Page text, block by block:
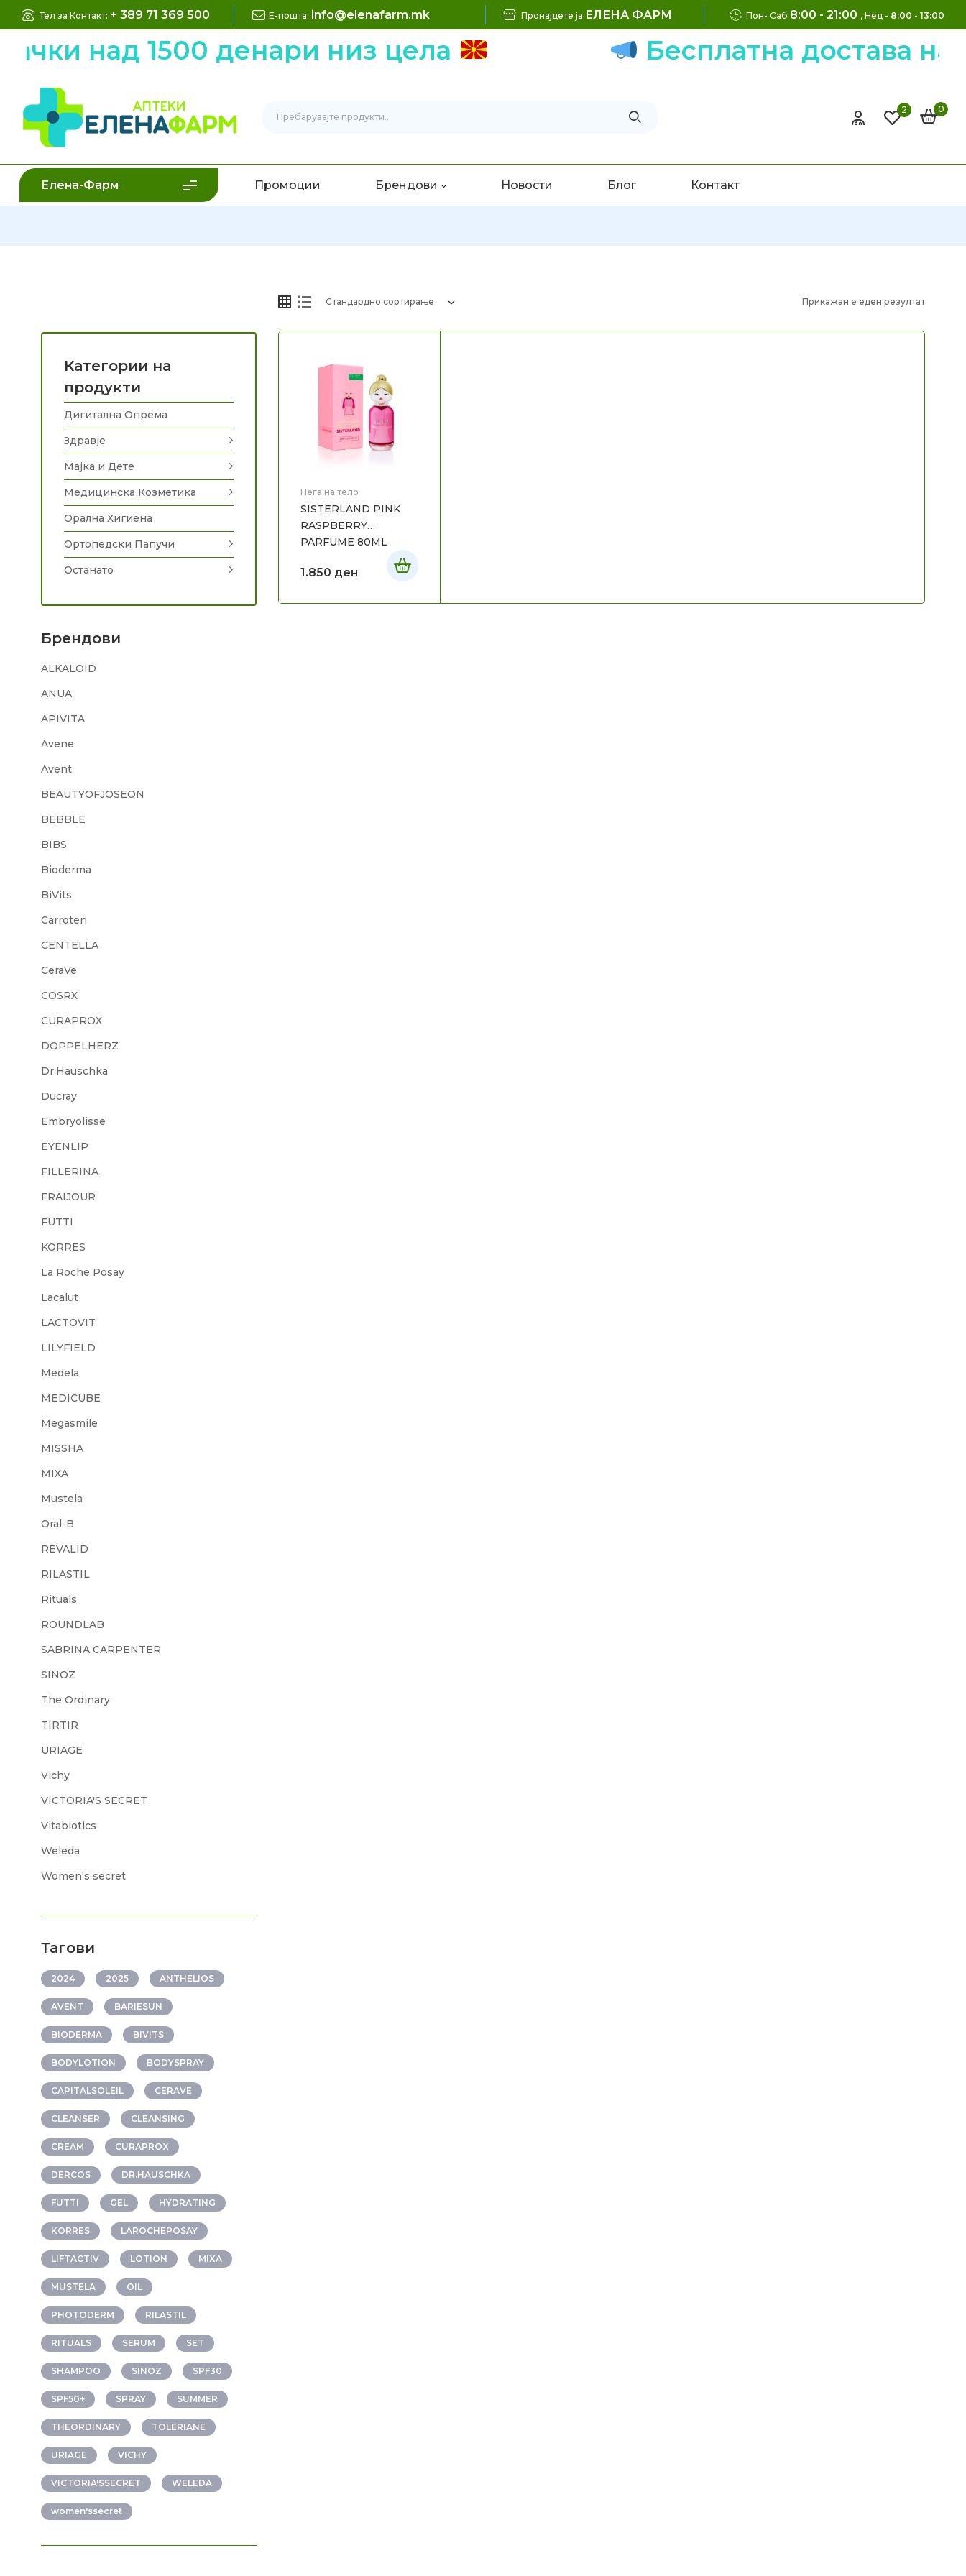
Тел за Контакт: + 389 71 369 500 Е-пошта: info@elenafarm.mk Пронајдете ја ЕЛЕНА ФАРМ Пон- Саб 8:00 - 21:00 , Нед - 8:00 - 13:00
над 1500 денари низ цела Бесплатна достава на
2 0
Елена-Фарм Промоции Брендови Новости Блог Контакт
Прикажан е еден резултат
Нега на тело
SISTERLAND PINK
RASPBERRY
PARFUME 80ML
1.850 ден
Категории на
продукти
Дигитална Опрема
Здравје
Мајка и Дете
Медицинска Козметика
Орална Хигиена
Ортопедски Папучи
Останато
Брендови
ALKALOID
ANUA
APIVITA
Avene
Avent
BEAUTYOFJOSEON
BEBBLE
BIBS
Bioderma
BiVits
Carroten
CENTELLA
CeraVe
COSRX
CURAPROX
DOPPELHERZ
Dr.Hauschka
Ducray
Embryolisse
EYENLIP
FILLERINA
FRAIJOUR
FUTTI
KORRES
La Roche Posay
Lacalut
LACTOVIT
LILYFIELD
Medela
MEDICUBE
Megasmile
MISSHA
MIXA
Mustela
Oral-B
REVALID
RILASTIL
Rituals
ROUNDLAB
SABRINA CARPENTER
SINOZ
The Ordinary
TIRTIR
URIAGE
Vichy
VICTORIA'S SECRET
Vitabiotics
Weleda
Women's secret
Тагови
2024 2025 ANTHELIOS
AVENT BARIESUN
BIODERMA BIVITS
BODYLOTION BODYSPRAY
CAPITALSOLEIL CERAVE
CLEANSER CLEANSING
CREAM CURAPROX
DERCOS DR.HAUSCHKA
FUTTI GEL HYDRATING
KORRES LAROCHEPOSAY
LIFTACTIV LOTION MIXA
MUSTELA OIL
PHOTODERM RILASTIL
RITUALS SERUM SET
SHAMPOO SINOZ SPF30
SPF50+ SPRAY SUMMER
THEORDINARY TOLERIANE
URIAGE VICHY
VICTORIA'SSECRET WELEDA
women'ssecret